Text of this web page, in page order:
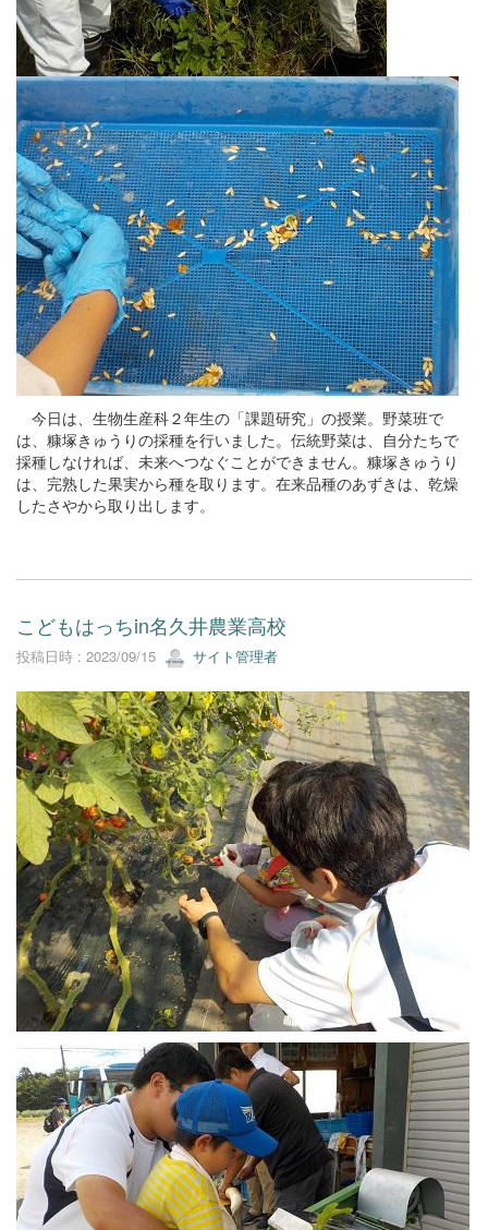
今日は、生物生産科２年生の「課題研究」の授業。野菜班で
は、糠塚きゅうりの採種を行いました。伝統野菜は、自分たちで
採種しなければ、未来へつなぐことができません。糠塚きゅうり
は、完熟した果実から種を取ります。在来品種のあずきは、乾燥
したさやから取り出します。
こどもはっちin名久井農業高校
投稿日時 : 2023/09/15 サイト管理者